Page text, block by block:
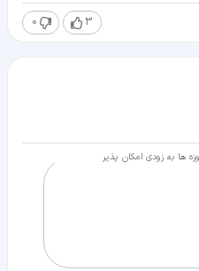
3
0
ها به زودی امکان پذیر